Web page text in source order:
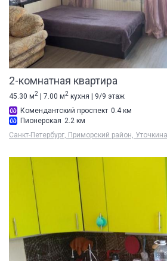
2-комнатная квартира
45.30 м2 | 7.00 м2 кухня | 9/9 этаж
Комендантский проспект 0.4 км
Пионерская 2.2 км
Санкт-Петербург, Приморский район,